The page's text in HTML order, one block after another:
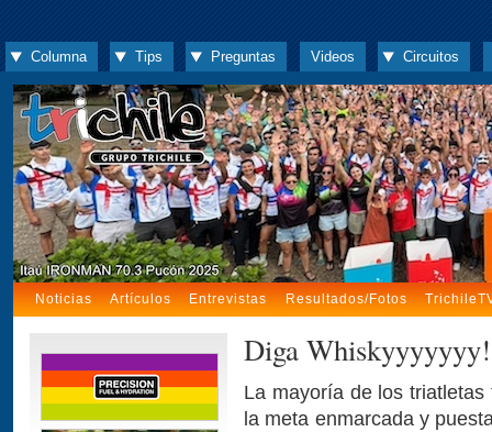
Columna Tips Preguntas Videos Circuitos
Noticias Artículos Entrevistas Resultados/Fotos
Diga
La mayoría de los
la meta enmarcada y